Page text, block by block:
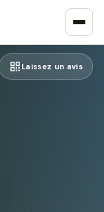
Laissez un avis